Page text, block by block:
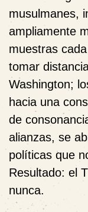
musulmanes,
ampliamente
muestras
tomar
Washington;
hacia una
de
alianzas, se
políticas que
Resultado: el
nunca.